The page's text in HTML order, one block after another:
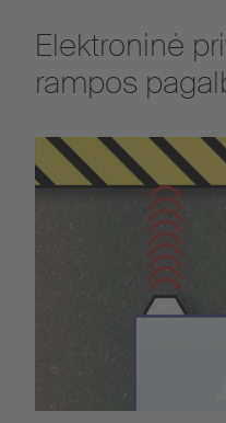
Elektroninė
rampos